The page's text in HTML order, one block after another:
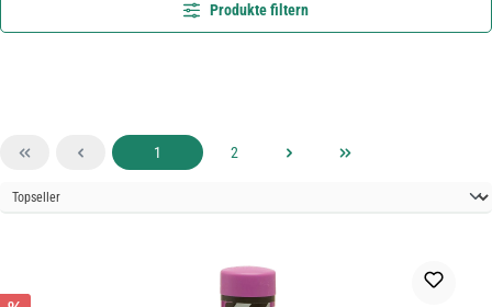
Produkte filtern
Seite
1 Seite
2